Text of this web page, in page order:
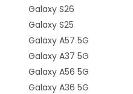
Galaxy S26
Galaxy S25
Galaxy A57 5G
Galaxy A37 5G
Galaxy A56 5G
Galaxy A36 5G